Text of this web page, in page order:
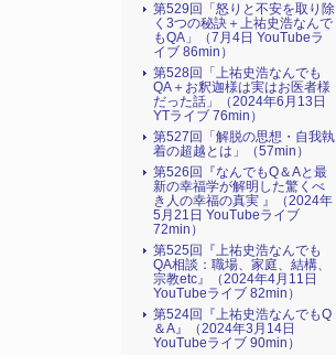
第529回「怒りと不安を取り除
く3つの秘訣＋上祐史浩なんで
もQA」（7月4日 YouTubeラ
イブ 86min）
第528回「上祐史浩なんでも
QA＋お釈迦様は実はお医者様
だった話」（2024年6月13日
YTライブ 76min）
第527回「解脱の思想・自我執
着の超越とは」（57min）
第526回『なんでもQ＆Aと最
新の幸福学が解明した驚くべ
き人の幸福の真実 』（2024年
5月21日 YouTubeライブ
72min）
第525回『上祐史浩なんでも
QA相談：職場、家庭、結構、
宗教etc』（2024年4月11日
YouTubeライブ 82min）
第524回『上祐史浩なんでもQ
＆A』（2024年3月14日
YouTubeライブ 90min）